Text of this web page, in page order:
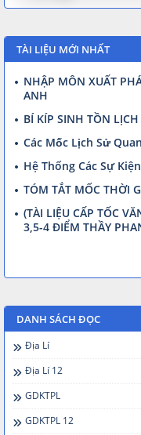
TÀI LIỆU MỚI NHẤT
NHẬP MÔN XUẤT
ANH
BÍ KÍP SINH TỒN
Các Mốc Lịch Sử
Hệ Thống Các Sự
TÓM TẮT MỐC THỜI
(TÀI LIỆU CẤP TỐC
3,5-4 ĐIỂM THẦY
DANH SÁCH ĐỌC
Địa Lí
Địa Lí 12
GDKTPL
GDKTPL 12